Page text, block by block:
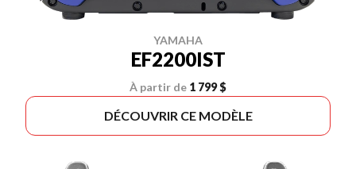
YAMAHA
EF2200IST
À partir de 1 799 $
DÉCOUVRIR CE MODÈLE